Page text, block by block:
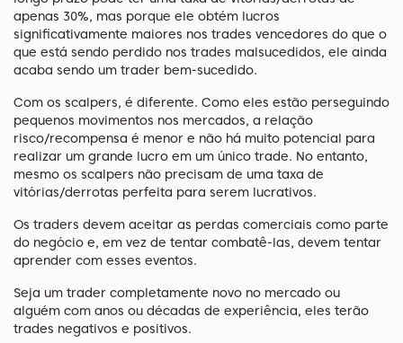
apenas 30%, mas porque ele obtém lucros
significativamente maiores nos trades vencedores do que o
que está sendo perdido nos trades malsucedidos, ele ainda
acaba sendo um trader bem-sucedido.
Com os scalpers, é diferente. Como eles estão perseguindo
pequenos movimentos nos mercados, a relação
risco/recompensa é menor e não há muito potencial para
realizar um grande lucro em um único trade. No entanto,
mesmo os scalpers não precisam de uma taxa de
vitórias/derrotas perfeita para serem lucrativos.
Os traders devem aceitar as perdas comerciais como parte
do negócio e, em vez de tentar combatê-las, devem tentar
aprender com esses eventos.
Seja um trader completamente novo no mercado ou
alguém com anos ou décadas de experiência, eles terão
trades negativos e positivos.